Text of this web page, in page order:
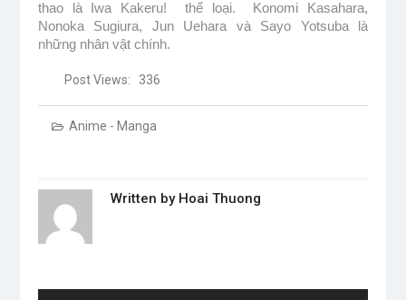
thao là Iwa Kakeru!  thể loại.  Konomi Kasahara,
Nonoka Sugiura, Jun Uehara và Sayo Yotsuba là
những nhân vật chính.
Post Views: 336
Anime - Manga
Written by Hoai Thuong